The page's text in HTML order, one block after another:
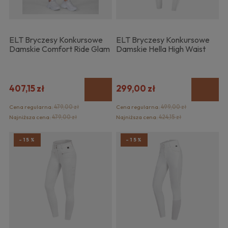
ELT Bryczesy Konkursowe
Damskie Comfort Ride Glam
407,15 zł
Cena regularna: 479,00 zł
Najniższa cena: 479,00 zł
ELT Bryczesy Konkursowe
Damskie Hella High Waist
299,00 zł
Cena regularna:499,00 zł
Najniższa cena:424,15 zł
-15% -15%